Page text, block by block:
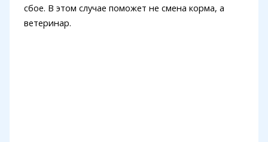
сбое. В этом случае поможет не смена корма, а
ветеринар.